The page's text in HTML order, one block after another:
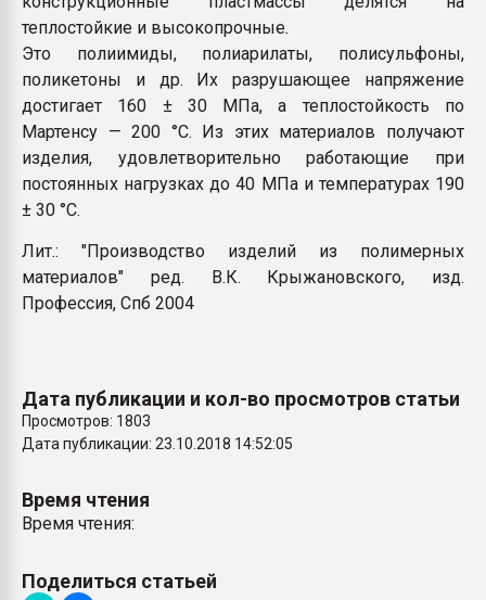
28.07.2026
ситуацией на
ПЕРЕЙТИ НА
теплостойкие и высокопрочные.
Это полиимиды, полиарилаты, полисульфоны,
поликетоны и др. Их разрушающее напряжение
достигает 160 ± 30 МПа, а теплостойкость по
Мартенсу — 200 °С. Из этих материалов получают
изделия, удовлетворительно работающие при
постоянных нагрузках до 40 МПа и температурах 190
± 30 °С.
Лит.: "Производство изделий из полимерных
материалов" ред. В.К. Крыжановского, изд.
Профессия, Спб 2004
Дата публикации и кол-во просмотров статьи
Просмотров: 1803
Дата публикации: 23.10.2018 14:52:05
Время чтения
Время чтения:
Поделиться статьей